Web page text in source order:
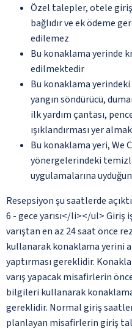
Özel talepler, otele
bağlıdır ve ek ödeme
edilemez
Bu konaklama yerinde
edilmektedir
Bu konaklama
yangın söndürücü,
ilk yardım çantası,
ışıklandırması yer
Bu konaklama yeri, We
yönergelerindeki
uygulamalarına
Resepsiyon şu saatlerde
6 - gece yarısı</li></ul>
varıştan en az 24 saat önce
kullanarak konaklama yerini
yaptırması gereklidir.
varış yapacak misafirlerin
bilgileri kullanarak
gereklidir. Normal giriş
planlayan misafirlerin giriş